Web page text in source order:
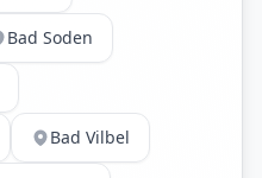
Bad Soden
Bad Vilbel